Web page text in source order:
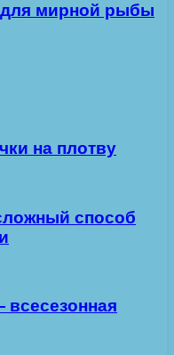
для мирной рыбы
на плотву
способ